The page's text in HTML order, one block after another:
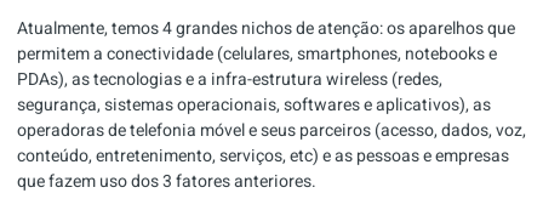
Atualmente, temos 4 grandes nichos de atenção: os aparelhos que
permitem a conectividade (celulares, smartphones, notebooks e
PDAs), as tecnologias e a infra-estrutura wireless (redes,
segurança, sistemas operacionais, softwares e aplicativos), as
operadoras de telefonia móvel e seus parceiros (acesso, dados, voz,
conteúdo, entretenimento, serviços, etc) e as pessoas e empresas
que fazem uso dos 3 fatores anteriores.